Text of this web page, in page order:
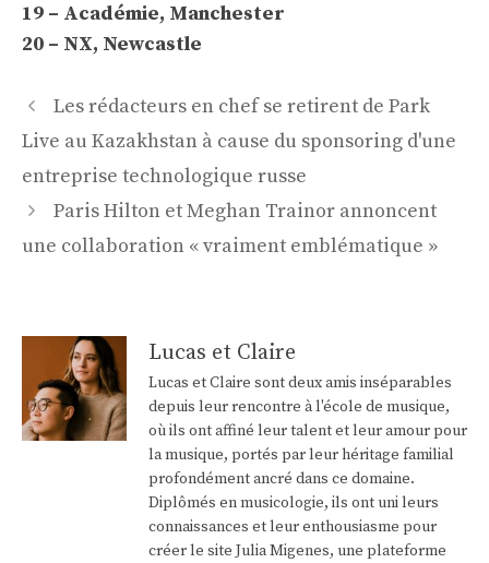
19 – Académie, Manchester
20 – NX, Newcastle
Navigation
des
Les rédacteurs en chef se retirent de Park
Live au Kazakhstan à cause du sponsoring d'une
entreprise technologique russe
Paris Hilton et Meghan Trainor annoncent
une collaboration « vraiment emblématique »
Lucas et Claire
Lucas et Claire sont deux amis inséparables
depuis leur rencontre à l'école de musique,
où ils ont affiné leur talent et leur amour pour
la musique, portés par leur héritage familial
profondément ancré dans ce domaine.
Diplômés en musicologie, ils ont uni leurs
connaissances et leur enthousiasme pour
créer le site Julia Migenes, une plateforme